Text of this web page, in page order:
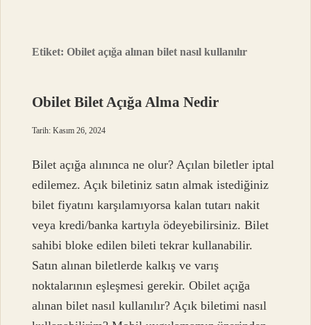
Etiket:Obilet açığa alınan bilet nasıl kullanılır
Obilet Bilet Açığa Alma Nedir
Tarih: Kasım 26, 2024
Bilet açığa alınınca ne olur? Açılan biletler iptal
edilemez. Açık biletiniz satın almak istediğiniz
bilet fiyatını karşılamıyorsa kalan tutarı nakit
veya kredi/banka kartıyla ödeyebilirsiniz. Bilet
sahibi bloke edilen bileti tekrar kullanabilir.
Satın alınan biletlerde kalkış ve varış
noktalarının eşleşmesi gerekir. Obilet açığa
alınan bilet nasıl kullanılır? Açık biletimi nasıl